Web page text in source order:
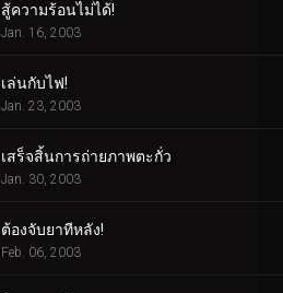
สู้ความร้อนไม่ได้!
Jan. 16, 2003
เล่นกับไฟ!
Jan. 23, 2003
เสร็จสิ้นการถ่ายภาพตะกั่ว
Jan. 30, 2003
ต้องจับยาทีหลัง!
Feb. 06, 2003